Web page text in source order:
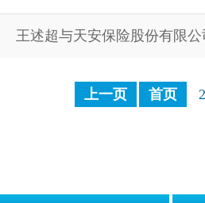
王述超与天安保险股份有限
上一页 首页 2